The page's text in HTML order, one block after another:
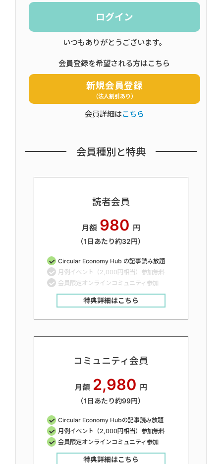
ログイン
いつもありがとうございます。
会員登録を希望される方はこちら
新規会員登録
（法人割引あり）
会員詳細はこちら
会員種別と特典
読者会員
月額 980 円
（1日あたり約32円）
Circular Economy Hub の記事読み放題
月例イベント（2,000円相当）参加無料
会員限定オンラインコミュニティ参加
特典詳細はこちら
コミュニティ会員
月額 2,980 円
（1日あたり約99円）
Circular Economy Hubの記事読み放題
月例イベント（2,000円相当）参加無料
会員限定オンラインコミュニティ参加
特典詳細はこちら